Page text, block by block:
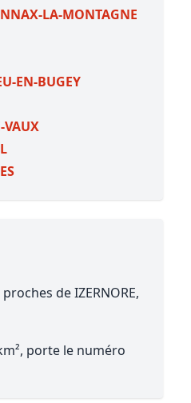
LA-MONTAGNE
EN-BUGEY
VAUX
de IZERNORE,
porte le numéro